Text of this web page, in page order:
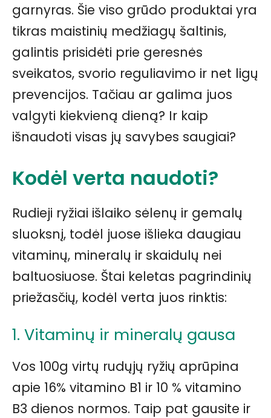
garnyras. Šie viso grūdo produktai yra
tikras maistinių medžiagų šaltinis,
galintis prisidėti prie geresnės
sveikatos, svorio reguliavimo ir net ligų
prevencijos. Tačiau ar galima juos
valgyti kiekvieną dieną? Ir kaip
išnaudoti visas jų savybes saugiai?
Kodėl verta naudoti?
Rudieji ryžiai išlaiko sėlenų ir gemalų
sluoksnį, todėl juose išlieka daugiau
vitaminų, mineralų ir skaidulų nei
baltuosiuose. Štai keletas pagrindinių
priežasčių, kodėl verta juos rinktis:
1. Vitaminų ir mineralų gausa
Vos 100g virtų rudųjų ryžių aprūpina
apie 16% vitamino B1 ir 10 % vitamino
B3 dienos normos. Taip pat gausite ir